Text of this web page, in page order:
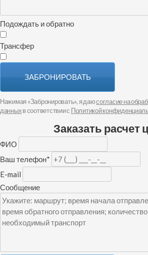
Подождать и обратно
Трансфер
ЗАБРОНИРОВАТЬ
Нажимая «Забронировать», я даюсогласие на
данныхв соответствии с Политикой
Заказать расчет
ФИО
Ваш телефон*
E-mail
Сообщение